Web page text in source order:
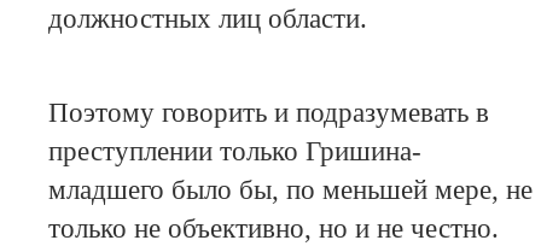
должностных лиц области.
Поэтому говорить и подразумевать в
преступлении только Гришина-
младшего было бы, по меньшей мере, не
только не объективно, но и не честно.